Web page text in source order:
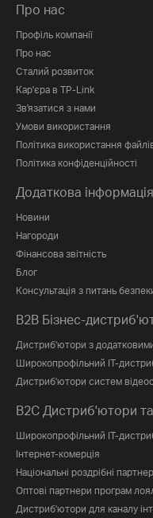
Про нас
Профіль компанії
Про нас
Сталий розвиток
Кар'єра в TP-Link
Зв'язатися з нами
Умови використання
Політика використання
Політика конфіденційності
Додаткова інформація
Новини
Нагороди
Фінансова звітність
Блог
Консультація з питань
B2B Бізнес-
Дистриб'ютори з
Широкопрофільний IT-
Дистриб'ютори систем
B2C Дистриб'ютори
Широкопрофільний IT-
Інтернет-комерція
Національні роздрібні
Оптові партнери програм
Дистриб'ютори для каналу